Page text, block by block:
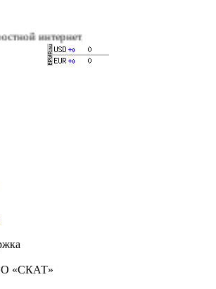
качественное цифровое и
«СКАТ»